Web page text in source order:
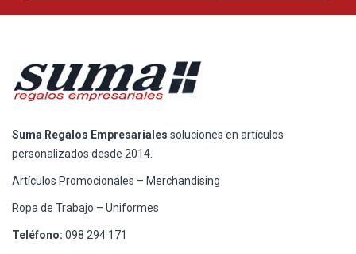
Suma Regalos Empresariales soluciones en artículos
personalizados desde 2014.
Artículos Promocionales – Merchandising
Ropa de Trabajo – Uniformes
Teléfono: 098 294 171